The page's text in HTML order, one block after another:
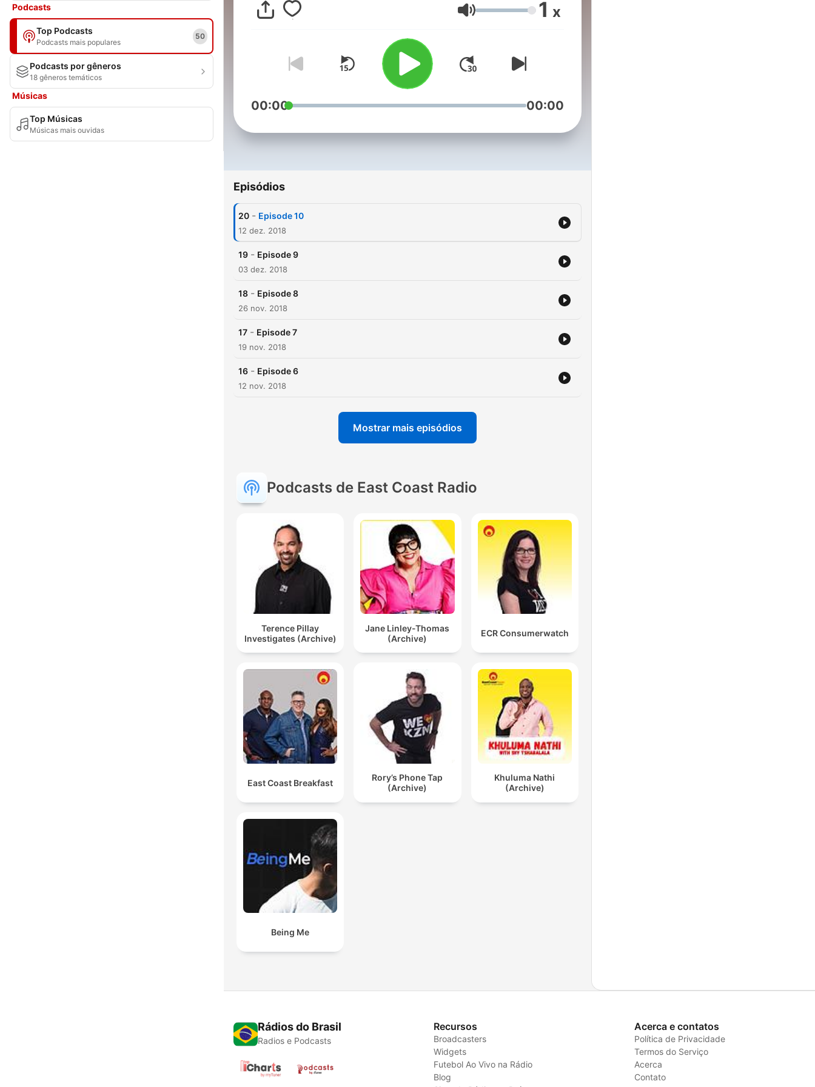
Podcasts
Top Podcasts
Podcasts mais populares
50
Podcasts por gêneros
18 gêneros temáticos
Músicas
Top Músicas
Músicas mais ouvidas
fiancé Victor. Follow Zinzi and
her journey on Instagram
@the_secondwife. The Second
Wife premiered on ECR's East
Coast Urban with
Thandolwethu in October
Volume 1 x
00:00 00:00
Episódios
20 - Episode 10
12 dez. 2018
19 - Episode 9
03 dez. 2018
18 - Episode 8
26 nov. 2018
17 - Episode 7
19 nov. 2018
16 - Episode 6
12 nov. 2018
Mostrar mais episódios
Podcasts de East Coast Radio
Terence Pillay
Investigates (Archive)
Jane Linley-Thomas
(Archive)
ECR Consumerwatch
East Coast Breakfast
Rory’s Phone Tap
(Archive)
Khuluma Nathi
(Archive)
Being Me
Rádios do Brasil
Radios e Podcasts
Recursos
Broadcasters
Widgets
Futebol Ao Vivo na Rádio
Blog
Acerca e contatos
Política de Privacidade
Termos do Serviço
Acerca
Contato